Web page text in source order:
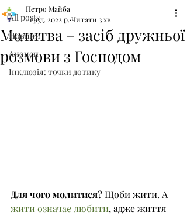
All posts
Новини
Анонси
Інклюзія: точки дотику
Молитва – засіб дружньої
розмови з Господом
Петро Майба
1 груд. 2022 р. Читати 3 хв
Для чого молитися? Щоби жити. А
жити означає любити, адже життя